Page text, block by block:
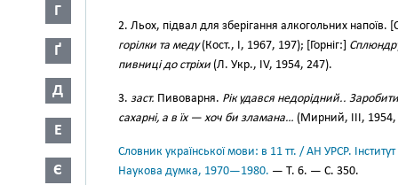
Г
Ґ
Д
Е
Є
2. Льох, підвал для зберігання алкогольних напоїв.
горілки та меду(Кост., І, 1967, 197); [Горніг:]
пивниці до стріхи (Л. Укр., IV, 1954, 247).
3. заст. Пивоварня. Рік удався недорідний..
сахарні, а в їх — хоч би зламана… (Мирний, III, 1954,
Словник української мови: в 11 тт. / АН УРСР.
Наукова думка, 1970—1980. — Т. 6. — С. 350.